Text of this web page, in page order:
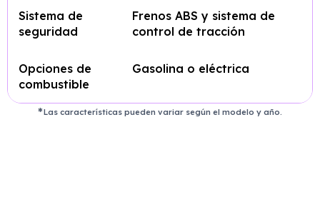
Sistema de
seguridad
Frenos ABS y sistema de
control de tracción
Opciones de
combustible
Gasolina o eléctrica
Las características pueden variar según el modelo y año.